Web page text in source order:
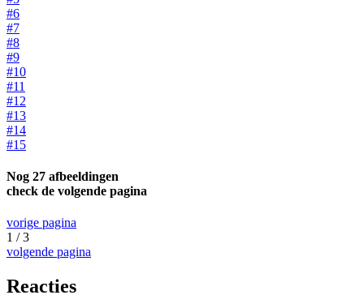
#6
#7
#8
#9
#10
#11
#12
#13
#14
#15
Nog 27 afbeeldingen
check de volgende pagina
vorige pagina
1 / 3
volgende pagina
Reacties